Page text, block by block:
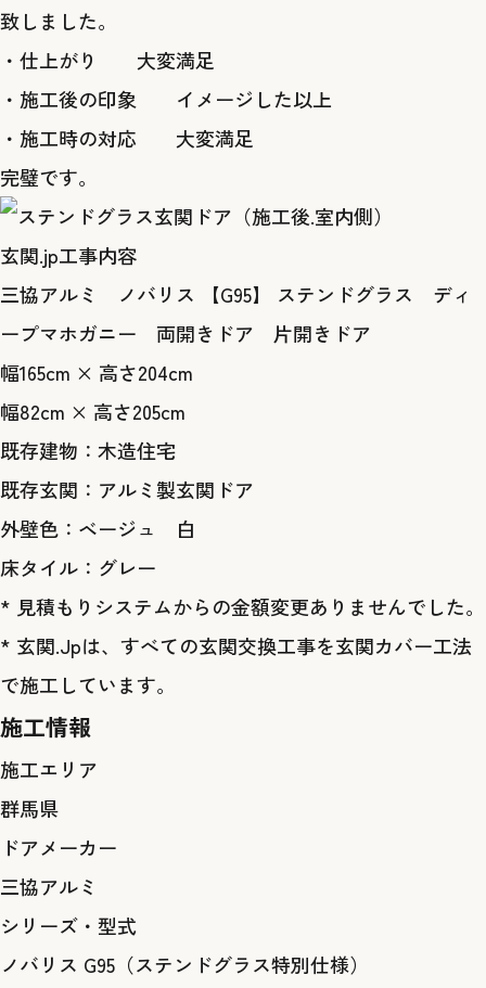
致しました。
・仕上がり 大変満足
・施工後の印象 イメージした以上
・施工時の対応 大変満足
完璧です。
玄関.jp工事内容
三協アルミ ノバリス 【G95】 ステンドグラス ディ
ープマホガニー 両開きドア 片開きドア
幅165cm × 高さ204cm
幅82cm × 高さ205cm
既存建物：木造住宅
既存玄関：アルミ製玄関ドア
外壁色：ベージュ 白
床タイル：グレー
* 見積もりシステムからの金額変更ありませんでした。
* 玄関.Jpは、すべての玄関交換工事を玄関カバー工法
で施工しています。
施工情報
施工エリア
群馬県
ドアメーカー
三協アルミ
シリーズ・型式
ノバリス G95（ステンドグラス特別仕様）